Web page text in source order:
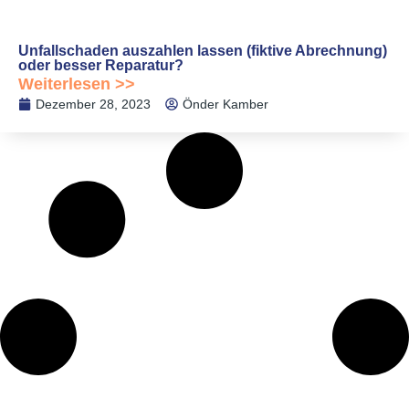
Unfallschaden auszahlen lassen (fiktive Abrechnung)
oder besser Reparatur?
Weiterlesen >>
Dezember 28, 2023 Önder Kamber